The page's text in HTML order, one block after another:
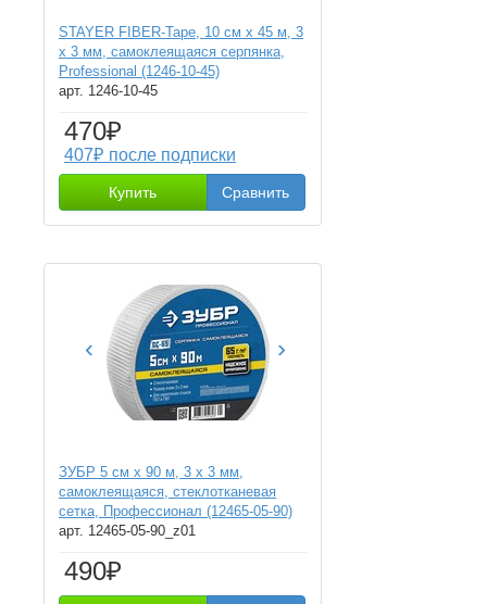
STAYER FIBER-Tape, 10 см х 45 м, 3
х 3 мм, самоклеящаяся серпянка,
Professional (1246-10-45)
арт. 1246-10-45
470₽
407₽ после подписки
Купить Сравнить
‹ ›
ЗУБР 5 см х 90 м, 3 х 3 мм,
самоклеящаяся, стеклотканевая
сетка, Профессионал (12465-05-90)
арт. 12465-05-90_z01
490₽